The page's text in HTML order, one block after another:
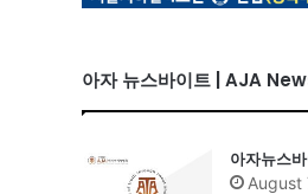
아자 뉴스바이트 | AJA
아자뉴스
August